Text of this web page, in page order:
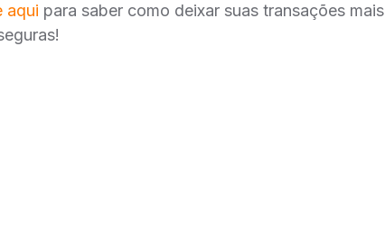
aqui para saber como deixar suas transações mais